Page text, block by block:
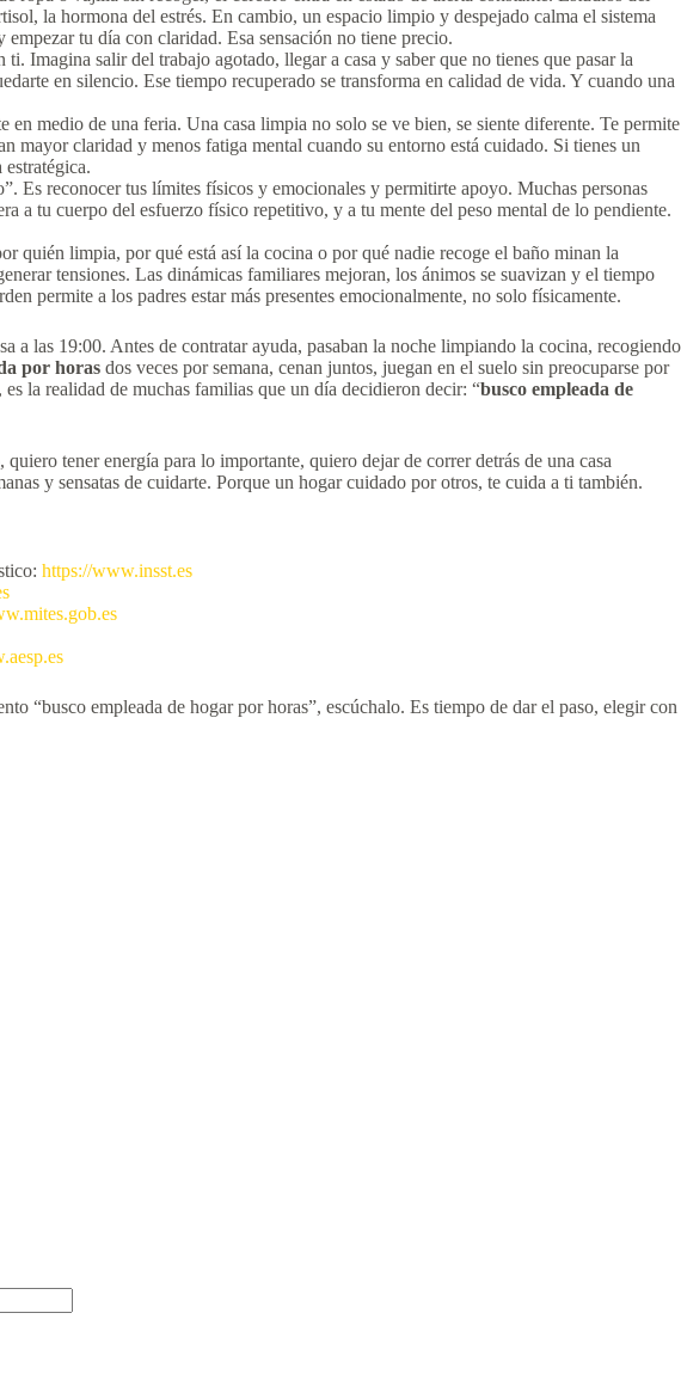
la hormona del estrés. En cambio, un espacio limpio y despejado calma el sistema
tu día con claridad. Esa sensación no tiene precio.
Imagina salir del trabajo agotado, llegar a casa y saber que no tienes que pasar la
en silencio. Ese tiempo recuperado se transforma en calidad de vida. Y cuando una
medio de una feria. Una casa limpia no solo se ve bien, se siente diferente. Te permite
mayor claridad y menos fatiga mental cuando su entorno está cuidado. Si tienes un
Es reconocer tus límites físicos y emocionales y permitirte apoyo. Muchas personas
a tu cuerpo del esfuerzo físico repetitivo, y a tu mente del peso mental de lo pendiente.
quién limpia, por qué está así la cocina o por qué nadie recoge el baño minan la
tensiones. Las dinámicas familiares mejoran, los ánimos se suavizan y el tiempo
permite a los padres estar más presentes emocionalmente, no solo físicamente.
a las 19:00. Antes de contratar ayuda, pasaban la noche limpiando la cocina, recogiendo
por horas dos veces por semana, cenan juntos, juegan en el suelo sin preocuparse por
la realidad de muchas familias que un día decidieron decir: “busco empleada de
tener energía para lo importante, quiero dejar de correr detrás de una casa
y sensatas de cuidarte. Porque un hogar cuidado por otros, te cuida a ti también.
https://www.insst.es
“busco empleada de hogar por horas”, escúchalo. Es tiempo de dar el paso, elegir con